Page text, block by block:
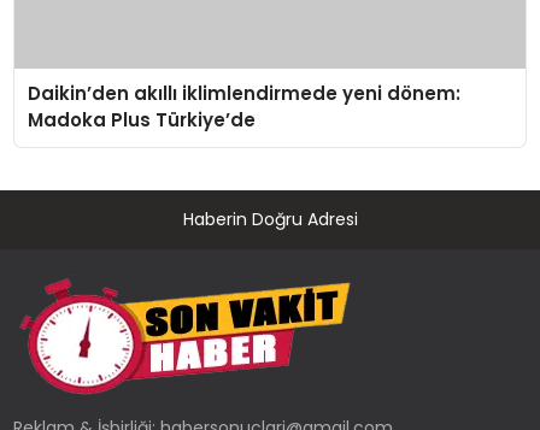
Daikin’den akıllı iklimlendirmede yeni dönem:
Madoka Plus Türkiye’de
Haberin Doğru Adresi